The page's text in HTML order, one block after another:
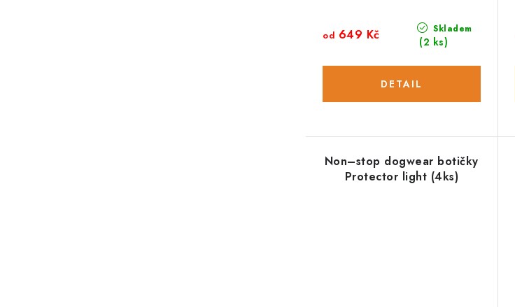
t
ů
Skladem
(2 ks)
od 649 Kč
Non–stop dogwear botičky
Protector light (4ks)